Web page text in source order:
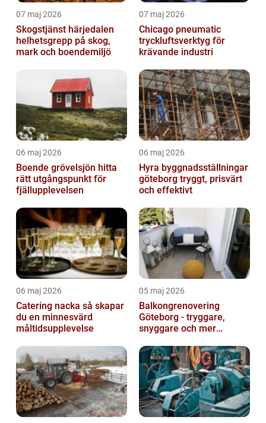
07 maj 2026
Skogstjänst härjedalen
helhetsgrepp på skog,
mark och boendemiljö
07 maj 2026
Chicago pneumatic
tryckluftsverktyg för
krävande industri
06 maj 2026
Boende grövelsjön hitta
rätt utgångspunkt för
fjällupplevelsen
06 maj 2026
Hyra byggnadsställningar
göteborg tryggt, prisvärt
och effektivt
06 maj 2026
Catering nacka så skapar
du en minnesvärd
måltidsupplevelse
05 maj 2026
Balkongrenovering
Göteborg - tryggare,
snyggare och mer